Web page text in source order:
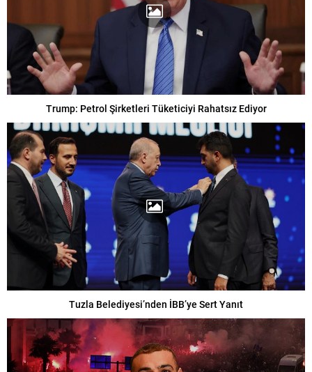
Trump: Petrol Şirketleri Tüketiciyi Rahatsız Ediyor
Tuzla Belediyesi’nden İBB’ye Sert Yanıt